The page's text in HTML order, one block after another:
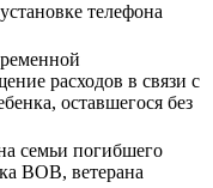
телефона
расходов в связи с
оставшегося без
семьи погибшего
ВОВ, ветерана